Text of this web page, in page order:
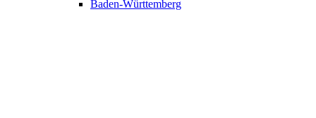
Baden-Württemberg